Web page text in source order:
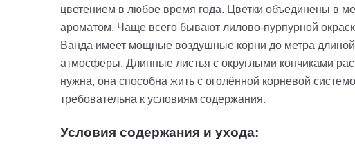
цветением в любое время года. Цветки объединены в
ароматом. Чаще всего бывают лилово-пурпурной
Ванда имеет мощные воздушные корни до метра
атмосферы. Длинные листья с округлыми кончиками
нужна, она способна жить с оголённой корневой
требовательна к условиям содержания.
Условия содержания и ухода: